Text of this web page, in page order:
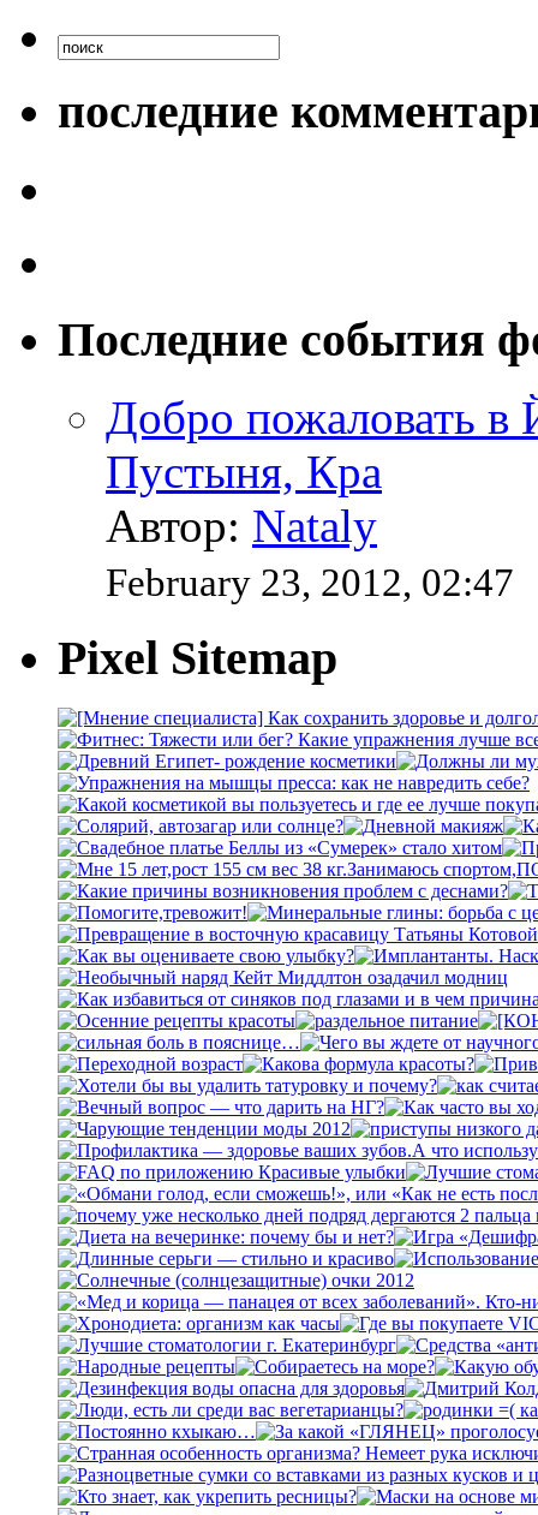
последние
Последние события
Добро пожаловать
Пустыня, Кра
Автор: Nataly
February 23, 2012, 02:47
Pixel Sitemap